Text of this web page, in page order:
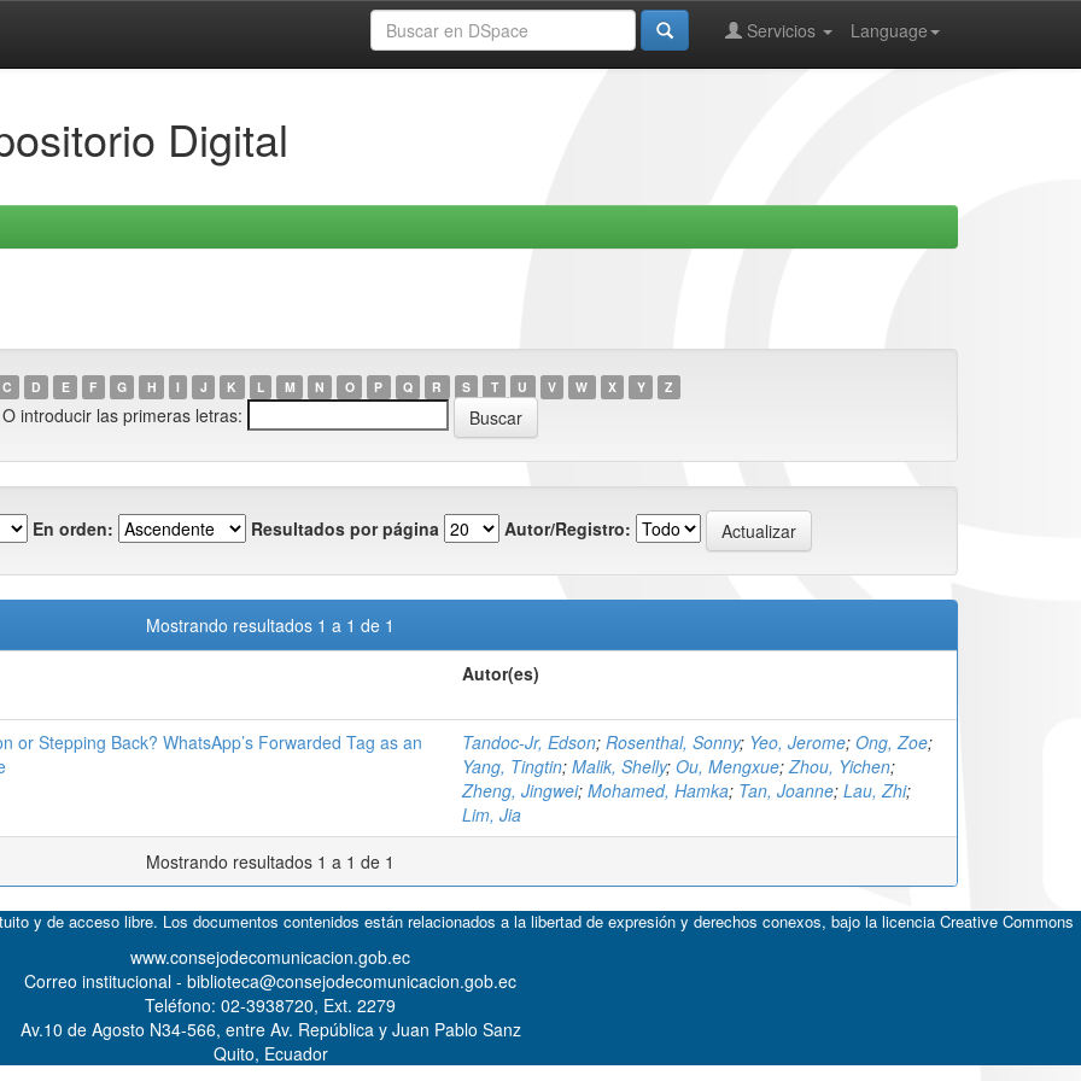
Language
Servicios
Digital
C D E F G H I J K L M N O P Q R S T U V W X Y Z
O introducir las primeras letras:
En orden: Resultados por página Autor/Registro:
Mostrando resultados 1 a 1 de 1
Autor(es)
or Stepping Back? WhatsApp’s Forwarded Tag as an
Tandoc-Jr, Edson; Rosenthal, Sonny; Yeo, Jerome; Ong, Zoe;
Yang, Tingtin; Malik, Shelly; Ou, Mengxue;Zhou, Yichen;
Zheng, Jingwei; Mohamed, Hamka; Tan, Joanne; Lau, Zhi;
Lim, Jia
Mostrando resultados 1 a 1 de 1
y de acceso libre. Los documentos contenidos están relacionados a la libertad de expresión y derechos conexos, bajo la licencia Creative Commons
www.consejodecomunicacion.gob.ec
Correo institucional - biblioteca@consejodecomunicacion.gob.ec
Teléfono: 02-3938720, Ext. 2279
Av.10 de Agosto N34-566, entre Av. República y Juan Pablo Sanz
Quito, Ecuador